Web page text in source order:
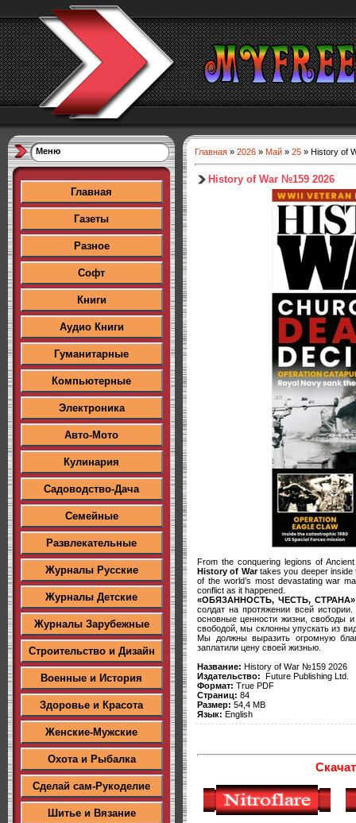
Меню
Главная
Газеты
Разное
Софт
Книги
Аудио Книги
Гуманитарные
Компьютерные
Электроника
Авто-Мото
Кулинария
Садоводство-Дача
Семейные
Развлекательные
Журналы Русские
Журналы Детские
Журналы Зарубежные
Строительство и Дизайн
Военные и История
Здоровье и Красота
Женские-Мужские
Охота и Рыбалка
Сделай сам-Рукоделие
Шитье и Вязание
Главная » 2026 » Май » 25 » History of
History of War №159 2026
From the conquering legions of
History of Wartakes you deeper inside
of the world’s most devastating war
conflict as it happened.
«ОБЯЗАННОСТЬ, ЧЕСТЬ, СТРАНА»
солдат на протяжении всей
основные ценности жизни, свободы
свободой, мы склонны упускать из
Мы должны выразить огромную
заплатили цену своей жизнью.
Название: History of War №159 2026
Издательство: Future Publishing Ltd.
Формат: True PDF
Страниц: 84
Размер: 54,4 MB
Язык: English